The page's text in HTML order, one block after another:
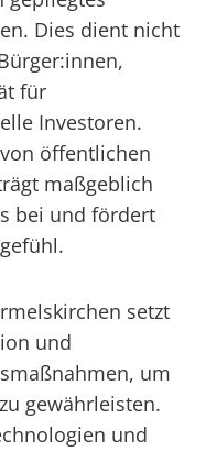
Dies dient nicht
für
Investoren.
öffentlichen
maßgeblich
bei und fördert
setzt
und
um
gewährleisten.
und